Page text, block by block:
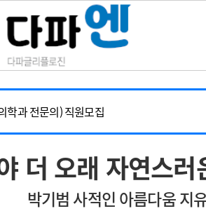
2
성분명 처방
3
AI의료
4
전공의 모집 결과
뉴스
원 중소병원
분 판례
개 법적고지 광고
인턴 모집
과 임기제 임상의사 채용
학과 전문의) 직원모집
(레지던트1년차) 모집
인턴 모집
과 임기제 임상의사 채용
더 오래 자연스
박기범 사적인 아름다움 지